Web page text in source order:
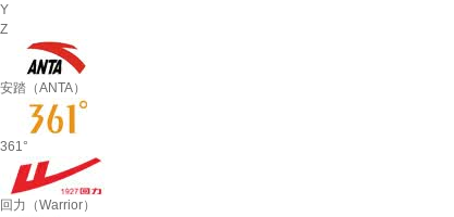
Y
Z
安踏（ANTA）
361°
回力（Warrior）